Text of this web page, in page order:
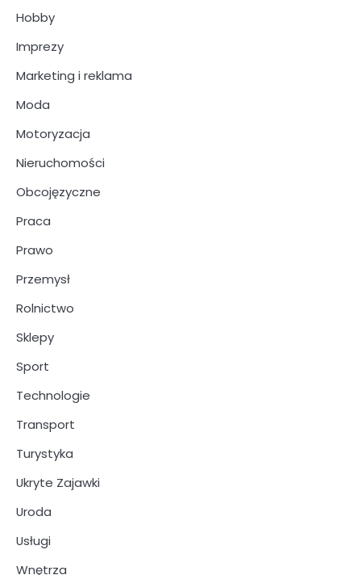
Hobby
Imprezy
Marketing i reklama
Moda
Motoryzacja
Nieruchomości
Obcojęzyczne
Praca
Prawo
Przemysł
Rolnictwo
Sklepy
Sport
Technologie
Transport
Turystyka
Ukryte Zajawki
Uroda
Usługi
Wnętrza